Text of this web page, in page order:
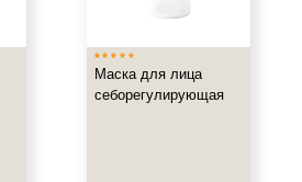
Маска для лица
себорегулирующая